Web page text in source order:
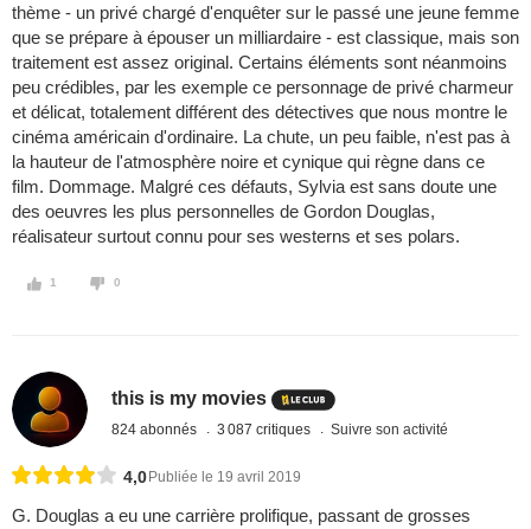
thème - un privé chargé d'enquêter sur le passé une jeune femme
que se prépare à épouser un milliardaire - est classique, mais son
traitement est assez original. Certains éléments sont néanmoins
peu crédibles, par les exemple ce personnage de privé charmeur
et délicat, totalement différent des détectives que nous montre le
cinéma américain d'ordinaire. La chute, un peu faible, n'est pas à
la hauteur de l'atmosphère noire et cynique qui règne dans ce
film. Dommage. Malgré ces défauts, Sylvia est sans doute une
des oeuvres les plus personnelles de Gordon Douglas,
réalisateur surtout connu pour ses westerns et ses polars.
1 0
this is my movies
824 abonnés 3 087 critiques Suivre son activité
4,0 Publiée le 19 avril 2019
G. Douglas a eu une carrière prolifique, passant de grosses